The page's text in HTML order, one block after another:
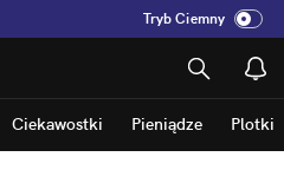
Tryb Ciemny
Ciekawostki Pieniądze Plotki